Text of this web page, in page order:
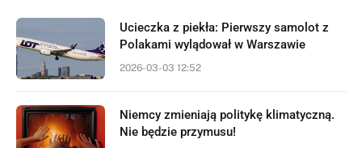
Ucieczka z piekła: Pierwszy samolot z
Polakami wylądował w Warszawie
2026-03-03 12:52
Niemcy zmieniają politykę klimatyczną.
Nie będzie przymusu!